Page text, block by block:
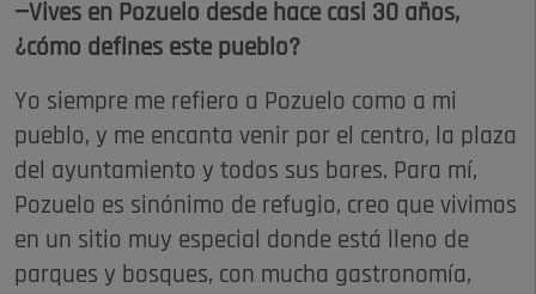
—Vives en Pozuelo desde hace casi 30 años,
¿cómo defines este pueblo?
Yo siempre me refiero a Pozuelo como a mi
pueblo, y me encanta venir por el centro, la plaza
del ayuntamiento y todos sus bares. Para mí,
Pozuelo es sinónimo de refugio, creo que vivimos
en un sitio muy especial donde está lleno de
parques y bosques, con mucha gastronomía,